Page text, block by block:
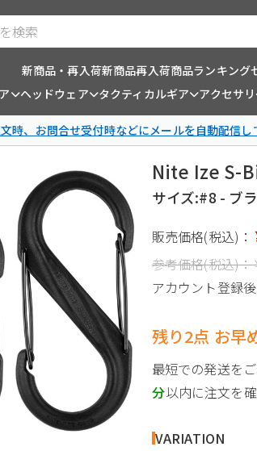
検索
新商品・再入荷新商品再入荷商品ランキング
ヘッドウェア タクティカルギア アクセサ
文時、お問合せ受付時などにメールを自動配信
Nite Ize S-
サイズ:#8 - ブ
販売価格(税込)：
参考価格(税込)：
アカウント登録
残り2点 お早
最短での発送を
分以内に注文を
VARIATION